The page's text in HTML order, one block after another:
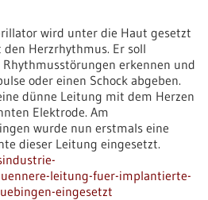
wird unter die Haut gesetzt
Herzrhythmus. Er soll
erkennen und
oder einen Schock abgeben.
dünne Leitung mit dem Herzen
Elektrode. Am
wurde nun erstmals eine
dieser Leitung eingesetzt.
leitung-fuer-implantierte-
eingesetzt